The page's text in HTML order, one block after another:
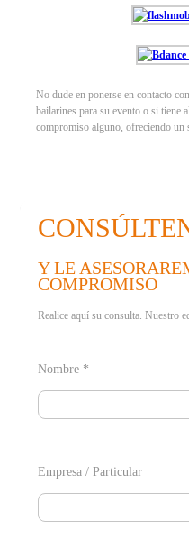
Y LE
COMPROMISO
Realice aquí su consulta. Nuestro
Nombre *
Empresa / Particular
No dude en ponerse en contacto
bailarines para su evento o si tiene
compromiso alguno, ofreciendo un